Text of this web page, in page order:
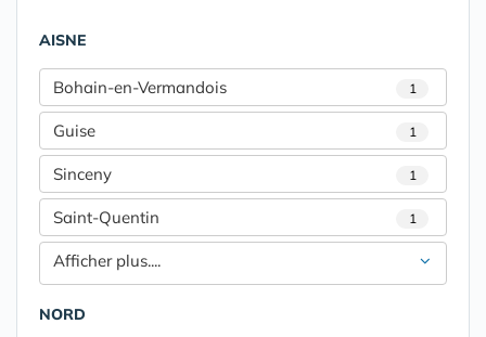
AISNE
Bohain-en-Vermandois 1
Guise 1
Sinceny 1
Saint-Quentin 1
Afficher plus....
NORD